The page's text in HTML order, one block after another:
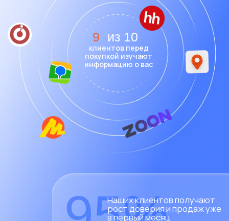
95%
Наших клиентов получают
рост доверия и продаж уже
в первый месяц
+30%
Рост интереса к нишевым
товарам и услугам через
87%
Случаев мы успешно
нейтрализуем или смягчаем